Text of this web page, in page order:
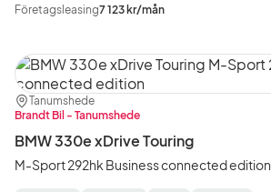
Företagsleasing7 123 kr/mån
Plats:
Tanumshede
Återförsäljare:
Brandt Bil - Tanumshede
BMW 330e xDrive Touring
M-Sport 292hk Business connected edition